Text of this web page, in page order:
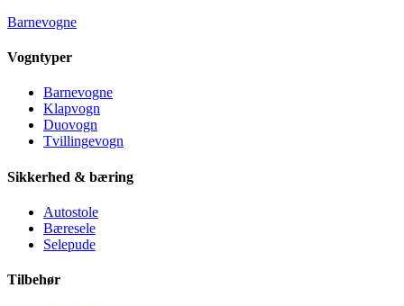
Barnevogne
Vogntyper
Barnevogne
Klapvogn
Duovogn
Tvillingevogn
Sikkerhed & bæring
Autostole
Bæresele
Selepude
Tilbehør